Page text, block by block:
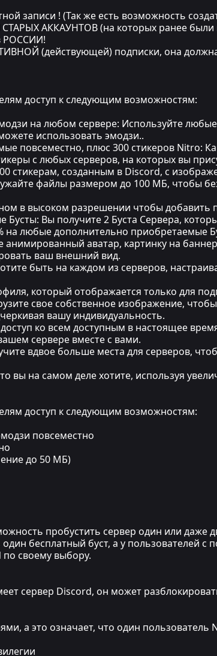
записи ! (Так же есть возможность
АККАУНТОВ (на которых ранее были
РОССИИ!
(действующей) подписки, она
доступ к следующим возможностям:
на любом сервере: Используйте
использовать эмодзи..
повсеместно, плюс 300 стикеров Nitro:
с любых серверов, на которых вы
стикерам, созданным в Discord, с
файлы размером до 100 МБ, чтобы
в высоком разрешении чтобы добавить
Бусты: Вы получите 2 Буста Сервера,
на любые дополнительно приобретаемые
аватар, картинку на
ваш внешний вид.
быть на каждом из серверов,
который отображается только для
свое собственное изображение,
вашу индивидуальность.
ко всем доступным в настоящее
сервере вместе с вами.
вдвое больше места для серверов,
вы на самом деле хотите, используя
доступ к следующим возможностям:
повсеместно
до 50 МБ)
пробустить сервер один или даже
бесплатный буст, а у пользователей
своему выбору.
сервер Discord, он может
а это означает, что один пользователь